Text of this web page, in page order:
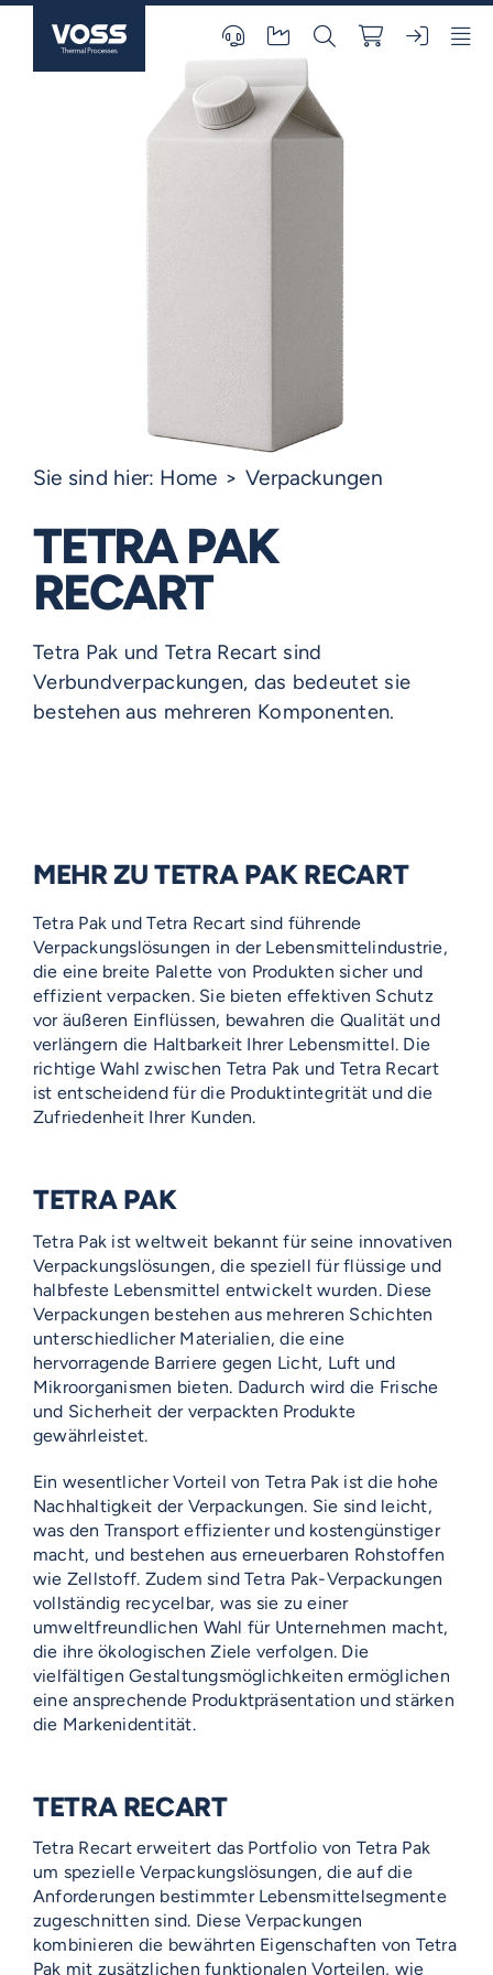
Sie sind hier: Home Verpackungen
TETRA PAK
RECART
Tetra Pak und Tetra Recart sind
Verbundverpackungen, das bedeutet sie
bestehen aus mehreren Komponenten.
MEHR ZU TETRA PAK RECART
Tetra Pak und Tetra Recart sind führende
Verpackungslösungen in der Lebensmittelindustrie,
die eine breite Palette von Produkten sicher und
effizient verpacken. Sie bieten effektiven Schutz
vor äußeren Einflüssen, bewahren die Qualität und
verlängern die Haltbarkeit Ihrer Lebensmittel. Die
richtige Wahl zwischen Tetra Pak und Tetra Recart
ist entscheidend für die Produktintegrität und die
Zufriedenheit Ihrer Kunden.
TETRA PAK
Tetra Pak ist weltweit bekannt für seine innovativen
Verpackungslösungen, die speziell für flüssige und
halbfeste Lebensmittel entwickelt wurden. Diese
Verpackungen bestehen aus mehreren Schichten
unterschiedlicher Materialien, die eine
hervorragende Barriere gegen Licht, Luft und
Mikroorganismen bieten. Dadurch wird die Frische
und Sicherheit der verpackten Produkte
gewährleistet.
Ein wesentlicher Vorteil von Tetra Pak ist die hohe
Nachhaltigkeit der Verpackungen. Sie sind leicht,
was den Transport effizienter und kostengünstiger
macht, und bestehen aus erneuerbaren Rohstoffen
wie Zellstoff. Zudem sind Tetra Pak-Verpackungen
vollständig recycelbar, was sie zu einer
umweltfreundlichen Wahl für Unternehmen macht,
die ihre ökologischen Ziele verfolgen. Die
vielfältigen Gestaltungsmöglichkeiten ermöglichen
eine ansprechende Produktpräsentation und stärken
die Markenidentität.
TETRA RECART
Tetra Recart erweitert das Portfolio von Tetra Pak
um spezielle Verpackungslösungen, die auf die
Anforderungen bestimmter Lebensmittelsegmente
zugeschnitten sind. Diese Verpackungen
kombinieren die bewährten Eigenschaften von Tetra
Pak mit zusätzlichen funktionalen Vorteilen, wie